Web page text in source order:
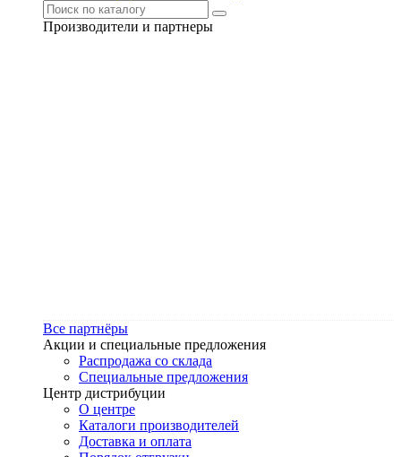
Производители и партнеры
Все партнёры
Акции и специальные предложения
Распродажа со склада
Специальные предложения
Центр дистрибуции
О центре
Каталоги производителей
Доставка и оплата